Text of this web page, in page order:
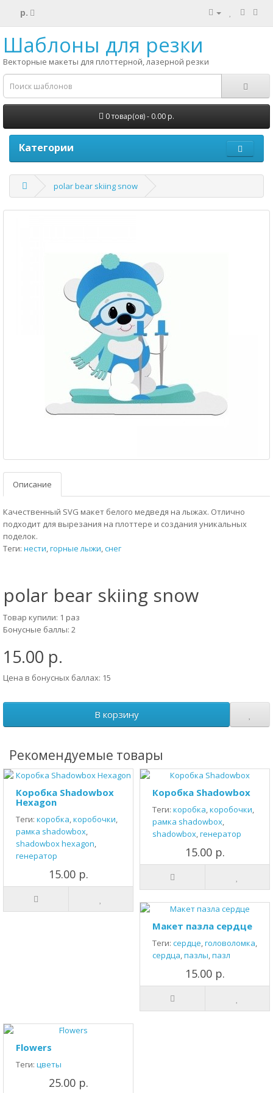
р.
Шаблоны для резки
Векторные макеты для плоттерной, лазерной резки
0 товар(ов) - 0.00 р.
Категории
polar bear skiing snow
Описание
Качественный SVG макет белого медведя на лыжах. Отлично
подходит для вырезания на плоттере и создания уникальных
поделок.
Теги: нести,горные лыжи,снег
polar bear skiing snow
Товар купили: 1 раз
Бонусные баллы: 2
15.00 р.
Цена в бонусных баллах: 15
В корзину
Рекомендуемые товары
Коробка Shadowbox
Hexagon
Теги: коробка,коробочки,
рамка shadowbox,
shadowbox hexagon,
генератор
15.00 р.
Коробка Shadowbox
Теги: коробка,коробочки,
рамка shadowbox,
shadowbox,генератор
15.00 р.
Макет пазла сердце
Теги: сердце,головоломка,
сердца,пазлы,пазл
15.00 р.
Flowers
Теги: цветы
25.00 р.